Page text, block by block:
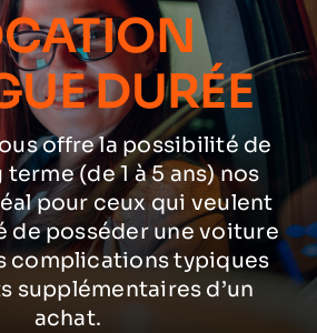
DURÉE
offre la possibilité de
(de 1 à 5 ans) nos
pour ceux qui veulent
de posséder une voiture
complications typiques
supplémentaires d’un
achat.